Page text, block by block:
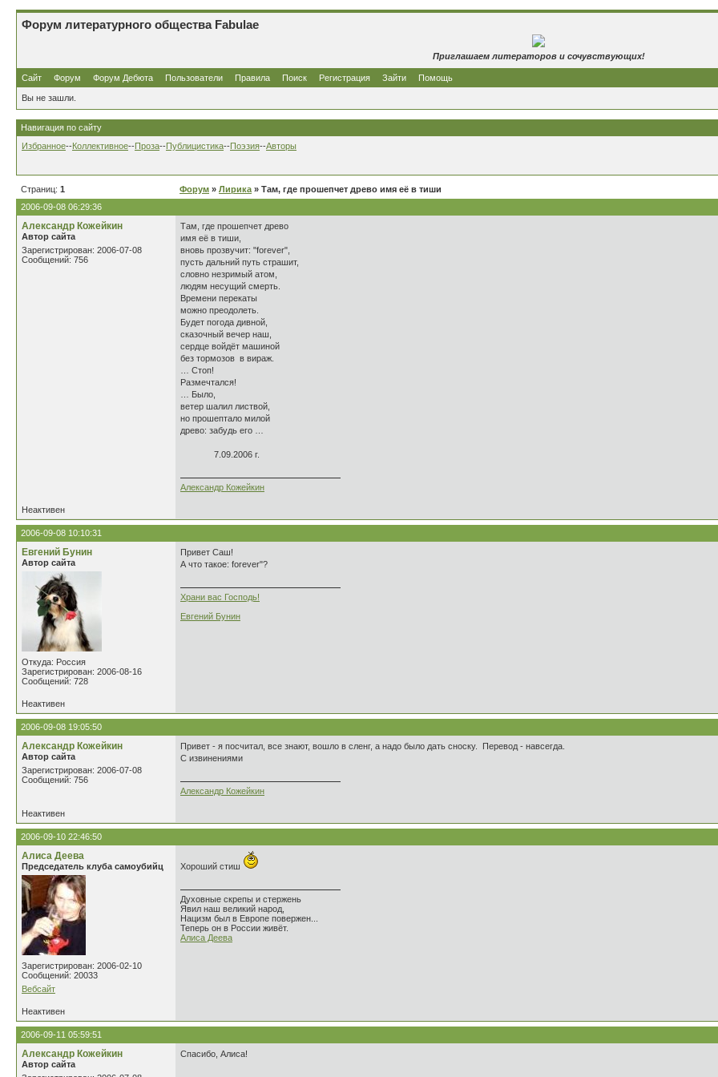
Форум литературного общества Fabulae
Приглашаем литераторов и сочувствующих!
Сайт Форум Форум Дебюта Пользователи Правила Поиск Регистрация Зайти Помощь
Вы не зашли.
Навигация по сайту
Избранное--Коллективное--Проза--Публицистика--Поэзия--Авторы
Страниц: 1 Форум » Лирика » Там, где прошепчет древо имя её в тиши
2006-09-08 06:29:36
Александр Кожейкин
Автор сайта
Зарегистрирован: 2006-07-08
Сообщений: 756
Там, где прошепчет древо
имя её в тиши,
вновь прозвучит: "forever",
пусть дальний путь страшит,
словно незримый атом,
людям несущий смерть.
Времени перекаты
можно преодолеть.
Будет погода дивной,
сказочный вечер наш,
сердце войдёт машиной
без тормозов в вираж.
… Стоп!
Размечтался!
… Было,
ветер шалил листвой,
но прошептало милой
древо: забудь его …
7.09.2006 г.
Александр Кожейкин
Неактивен
2006-09-08 10:10:31
Евгений Бунин
Автор сайта
Откуда: Россия
Зарегистрирован: 2006-08-16
Сообщений: 728
Привет Саш!
А что такое: forever"?
Храни вас Господь!
Евгений Бунин
Неактивен
2006-09-08 19:05:50
Александр Кожейкин
Автор сайта
Зарегистрирован: 2006-07-08
Сообщений: 756
Привет - я посчитал, все знают, вошло в сленг, а надо было дать сноску. Перевод - навсегда.
С извинениями
Александр Кожейкин
Неактивен
2006-09-10 22:46:50
Алиса Деева
Председатель клуба самоубийц
Зарегистрирован: 2006-02-10
Сообщений: 20033
Вебсайт
Хороший стиш
Духовные скрепы и стержень
Явил наш великий народ,
Нацизм был в Европе повержен...
Теперь он в России живёт.
Алиса Деева
Неактивен
2006-09-11 05:59:51
Александр Кожейкин
Автор сайта
Cпасибо, Алиса!